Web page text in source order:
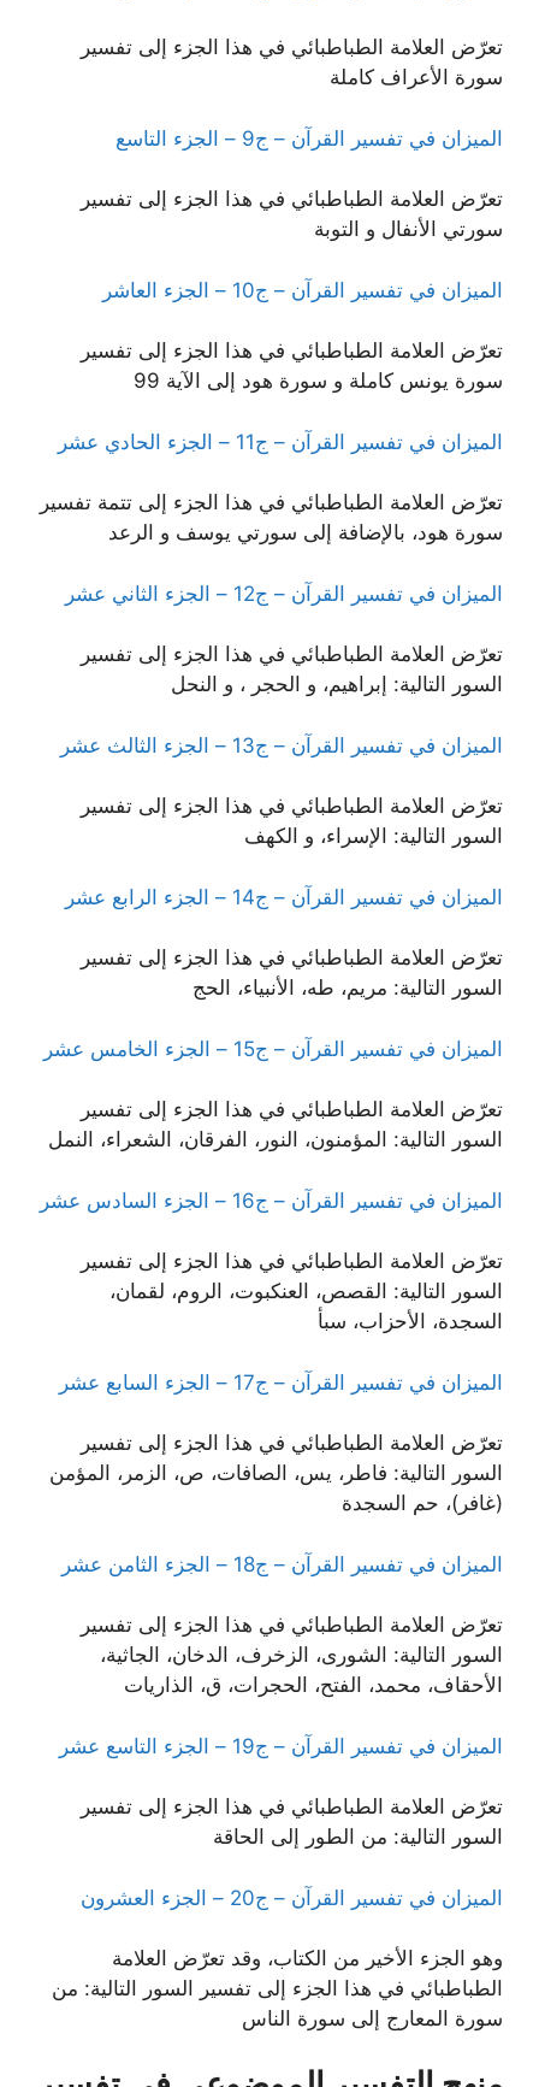
تعرّض العلامة الطباطبائي في هذا الجزء إلى تفسير
سورة الأعراف كاملة
الميزان في تفسير القرآن – ج9 – الجزء التاسع
تعرّض العلامة الطباطبائي في هذا الجزء إلى تفسير
سورتي الأنفال و التوبة
الميزان في تفسير القرآن – ج10 – الجزء العاشر
تعرّض العلامة الطباطبائي في هذا الجزء إلى تفسير
سورة يونس كاملة و سورة هود إلى الآية 99
الميزان في تفسير القرآن – ج11 – الجزء الحادي عشر
تعرّض العلامة الطباطبائي في هذا الجزء إلى تتمة تفسير
سورة هود، بالإضافة إلى سورتي يوسف و الرعد
الميزان في تفسير القرآن – ج12 – الجزء الثاني عشر
تعرّض العلامة الطباطبائي في هذا الجزء إلى تفسير
السور التالية: إبراهيم، و الحجر ، و النحل
الميزان في تفسير القرآن – ج13 – الجزء الثالث عشر
تعرّض العلامة الطباطبائي في هذا الجزء إلى تفسير
السور التالية: الإسراء، و الكهف
الميزان في تفسير القرآن – ج14 – الجزء الرابع عشر
تعرّض العلامة الطباطبائي في هذا الجزء إلى تفسير
السور التالية: مريم، طه، الأنبياء، الحج
الميزان في تفسير القرآن – ج15 – الجزء الخامس عشر
تعرّض العلامة الطباطبائي في هذا الجزء إلى تفسير
السور التالية: المؤمنون، النور، الفرقان، الشعراء، النمل
الميزان في تفسير القرآن – ج16 – الجزء السادس عشر
تعرّض العلامة الطباطبائي في هذا الجزء إلى تفسير
السور التالية: القصص، العنكبوت، الروم، لقمان،
السجدة، الأحزاب، سبأ
الميزان في تفسير القرآن – ج17 – الجزء السابع عشر
تعرّض العلامة الطباطبائي في هذا الجزء إلى تفسير
السور التالية: فاطر، يس، الصافات، ص، الزمر، المؤمن
(غافر)، حم السجدة
الميزان في تفسير القرآن – ج18 – الجزء الثامن عشر
تعرّض العلامة الطباطبائي في هذا الجزء إلى تفسير
السور التالية: الشورى، الزخرف، الدخان، الجاثية،
الأحقاف، محمد، الفتح، الحجرات، ق، الذاريات
الميزان في تفسير القرآن – ج19 – الجزء التاسع عشر
تعرّض العلامة الطباطبائي في هذا الجزء إلى تفسير
السور التالية: من الطور إلى الحاقة
الميزان في تفسير القرآن – ج20 – الجزء العشرون
وهو الجزء الأخير من الكتاب، وقد تعرّض العلامة
الطباطبائي في هذا الجزء إلى تفسير السور التالية: من
سورة المعارج إلى سورة الناس